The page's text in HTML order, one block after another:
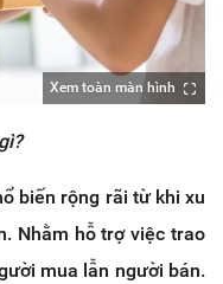
Xem toàn màn hình
biến rộng rãi từ khi xu
Nhằm hỗ trợ việc trao
mua lẫn người bán.